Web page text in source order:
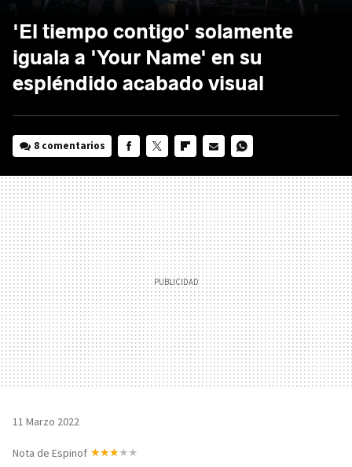
'El tiempo contigo' solamente
iguala a 'Your Name' en su
espléndido acabado visual
8 comentarios
MAIL
11 Marzo 2022
Nota de Espinof